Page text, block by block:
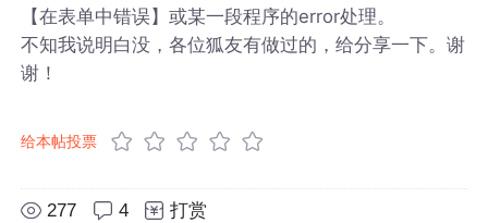
【在表单中错误】或某一段程序的error处理。
不知我说明白没，各位狐友有做过的，给分享一下。谢
谢！
给本帖投票
277 4 打赏